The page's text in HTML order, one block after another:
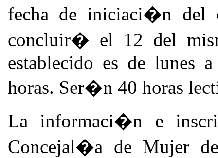
fecha de iniciaci�n del
concluir� el 12 del
establecido es de lunes
horas. Ser�n 40 horas
La informaci�n e
Concejal�a de Mujer